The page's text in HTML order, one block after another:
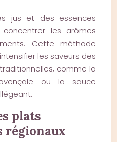
jus et des essences
les arômes
Cette méthode
les saveurs des
comme la
ou la sauce
plats
régionaux